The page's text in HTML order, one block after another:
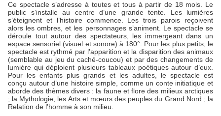
Ce spectacle s’adresse à toutes et tous à partir de 18 mois. Le
public s’installe au centre d’une grande tente. Les lumières
s’éteignent et l’histoire commence. Les trois parois reçoivent
alors les ombres, et les personnages s’animent. Le spectacle se
déroule tout autour des spectateurs, les immergeant dans un
espace sensoriel (visuel et sonore) à 180°.
Pour les plus petits, le
spectacle est rythmé par l’apparition et la disparition des animaux
(semblable au jeu du caché-coucou) et par des changements de
lumière qui déploient plusieurs tableaux poétiques autour d’eux.
Pour les enfants plus grands et les adultes, le spectacle est
conçu autour d’une histoire simple, comme un conte initiatique et
aborde des thèmes divers : la faune et flore des milieux arctiques
; la Mythologie, les Arts et mœurs des peuples du Grand Nord ; la
Relation de l’homme à son milieu.